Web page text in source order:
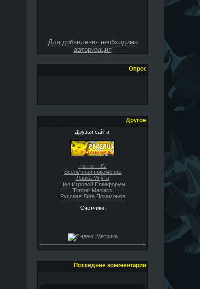
Для добавления необходима
авторизация
Опрос
Другое
Друзья сайта:
Terrier_RG
Вселенная покемонов
Лавка Мяута
Нео Игровой Покефорум
Timber Maniacs
Русская Лига Покемонов
Счетчики:
Последние комментарии